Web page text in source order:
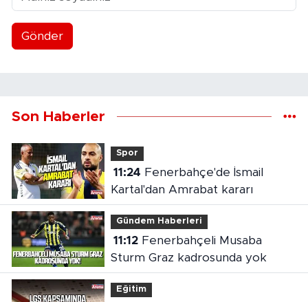
Gönder
Son Haberler
Spor
11:24
Kartal'dan Amrabat kararı
Gündem Haberleri
11:12Fenerbahçeli Musaba
Sturm Graz kadrosunda yok
Eğitim